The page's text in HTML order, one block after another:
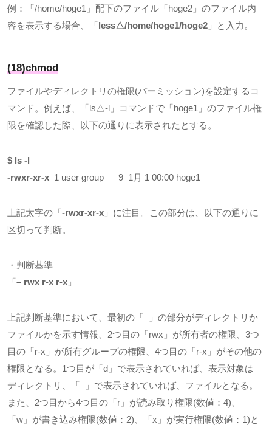
例：「 /home/hoge1 」配下のファイル「 hoge2 」のファイル内
容を表示する場合、「 less△/home/hoge1/hoge2 」と入力。
(18)chmod
ファイルやディレクトリの権限(パーミッション)を設定するコ
マンド。例えば、「 ls△-l 」コマンドで「 hoge1 」のファイル権
限を確認した際、以下の通りに表示されたとする。
$ ls -l
-rwxr-xr-x 1 user group 9 1月 1 00:00 hoge1
上記太字の「 -rwxr-xr-x 」に注目。この部分は、以下の通りに
区切って判断。
・判断基準
「 – rwx r-x r-x 」
上記判断基準において、最初の「 –」の部分がディレクトリか
ファイルかを示す情報、2つ目の「 rwx 」が所有者の権限、 3つ
目の「 r-x 」が所有グループの権限、 4つ目の「 r-x 」がその他の
権限となる。 1つ目が「 d 」で表示されていれば、表示対象は
ディレクトリ、「 –」で表示されていれば、ファイルとなる。
また、 2つ目から4つ目の「 r 」が読み取り権限(数値： 4)、
「 w 」が書き込み権限(数値： 2)、「 x 」が実行権限(数値： 1)と